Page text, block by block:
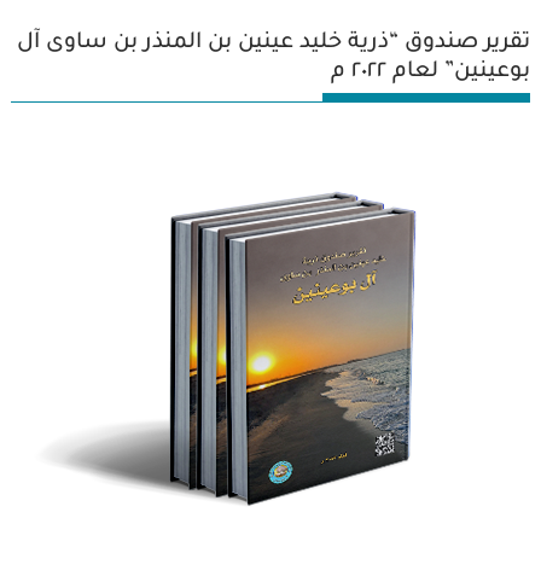
تقرير صندوق “ذرية خليد عينين بن المنذر بن ساوى آل
بوعينين” لعام ٢٠٢٢ م